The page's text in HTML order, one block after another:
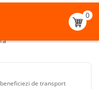
0
de transport